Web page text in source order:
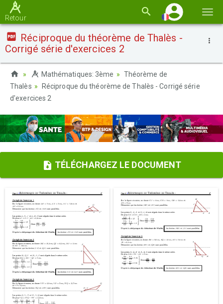
la
Retour
Réciproque du théorème de Thalès -
Corrigé série d'exercices 2
Mathématiques: 3ème
Théorème de
Thalès
Réciproque du théorème de Thalès - Corrigé série
d'exercices 2
TÉLÉCHARGEZ LE DOCUMENT